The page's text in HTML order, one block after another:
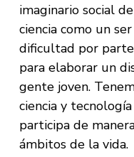
imaginario social
ciencia como un
dificultad por
para elaborar un
gente joven.
ciencia y
participa de
ámbitos de la vida.